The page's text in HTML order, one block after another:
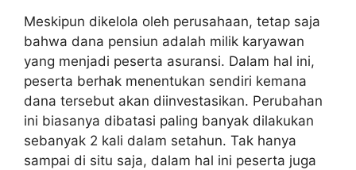
Meskipun dikelola oleh perusahaan, tetap saja
bahwa dana pensiun adalah milik karyawan
yang menjadi peserta asuransi. Dalam hal ini,
peserta berhak menentukan sendiri kemana
dana tersebut akan diinvestasikan. Perubahan
ini biasanya dibatasi paling banyak dilakukan
sebanyak 2 kali dalam setahun. Tak hanya
sampai di situ saja, dalam hal ini peserta juga